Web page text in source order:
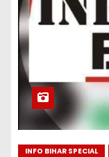
INFO BIHAR SPECIAL